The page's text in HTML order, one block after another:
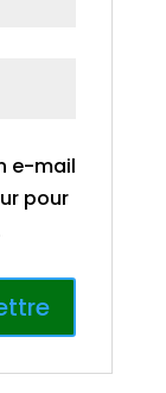
e-mail
pour